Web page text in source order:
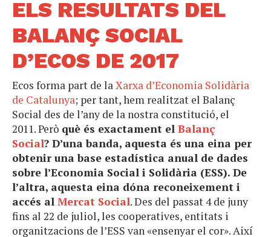
ELS RESULTATS DEL
BALANÇ SOCIAL
D’ECOS DE 2017
Ecos forma part de laXarxa d’Economia Solidària
de Catalunya; per tant, hem realitzat el Balanç
Social des de l’any de la nostra constitució, el
2011. Però què és exactament el Balanç
Social? D’una banda, aquesta és una eina per
obtenir una base estadística anual de dades
sobre l’Economia Social i Solidària (ESS). De
l’altra, aquesta eina dóna reconeixement i
accés al Mercat Social. Des del passat 4 de juny
fins al 22 de juliol, les cooperatives, entitats i
organitzacions de l’ESS van «ensenyar el cor». Així